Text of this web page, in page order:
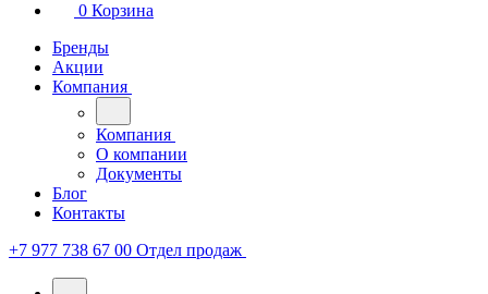
0 Корзина
Бренды
Акции
Компания
Компания
О компании
Документы
Блог
Контакты
+7 977 738 67 00 Отдел продаж